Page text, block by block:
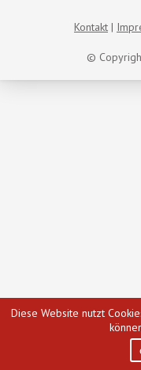
©
Kontakt
Diese Website nutzt